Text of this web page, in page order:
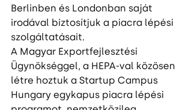
Berlinben és Londonban saját
irodával biztosítjuk a piacra lépési
szolgáltatásait.
A Magyar Exportfejlesztési
Ügynökséggel, a HEPA-val közösen
létre hoztuk a Startup Campus
Hungary egykapus piacra lépési